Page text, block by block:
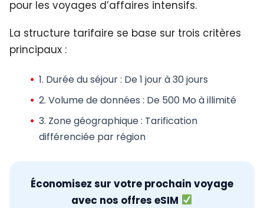
pour les voyages d’affaires intensifs.
La structure tarifaire se base sur trois critères
principaux :
1. Durée du séjour: De 1 jour à 30 jours
2. Volume de données : De 500 Mo à illimité
3. Zone géographique: Tarification
différenciée par région
Économisez sur votre prochain voyage
avec nos offres eSIM